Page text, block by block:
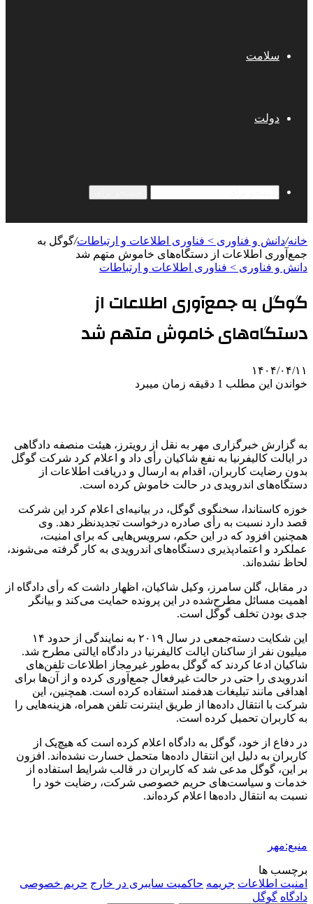
سلامت
دولت
خانه/دانش و فناوری > فناوری اطلاعات و ارتباطات/گوگل به
جمع‌آوری اطلاعات از دستگاه‌های خاموش متهم شد
دانش و فناوری > فناوری اطلاعات و ارتباطات
گوگل به جمع‌آوری اطلاعات از
دستگاه‌های خاموش متهم شد
۱۴۰۴/۰۴/۱۱
خواندن این مطلب 1 دقیقه زمان میبرد
به گزارش خبرگزاری مهر به نقل از رویترز، هیئت منصفه دادگاهی
در ایالت کالیفرنیا به نفع شاکیان رأی داد و اعلام کرد شرکت گوگل
بدون رضایت کاربران، اقدام به ارسال و دریافت اطلاعات از
دستگاه‌های اندرویدی در حالت خاموش کرده است.
خوزه کاستاندا، سخنگوی گوگل، در بیانیه‌ای اعلام کرد این شرکت
قصد دارد نسبت به رأی صادره درخواست تجدیدنظر دهد. وی
همچنین افزود که در این حکم، سرویس‌هایی که برای امنیت،
عملکرد و اعتمادپذیری دستگاه‌های اندرویدی به کار گرفته می‌شوند،
لحاظ نشده‌اند.
در مقابل، گلن سامرز، وکیل شاکیان، اظهار داشت که رأی دادگاه از
اهمیت مسائل مطرح‌شده در این پرونده حمایت می‌کند و بیانگر
جدی بودن تخلف گوگل است.
این شکایت دسته‌جمعی در سال ۲۰۱۹ به نمایندگی از حدود ۱۴
میلیون نفر از ساکنان ایالت کالیفرنیا در دادگاه ایالتی مطرح شد.
شاکیان ادعا کردند که گوگل به‌طور غیرمجاز اطلاعات تلفن‌های
اندرویدی را حتی در حالت غیرفعال جمع‌آوری کرده و از آن‌ها برای
اهدافی مانند تبلیغات هدفمند استفاده کرده است. همچنین، این
شرکت با انتقال داده‌ها از طریق اینترنت تلفن همراه، هزینه‌هایی را
به کاربران تحمیل کرده است.
در دفاع از خود، گوگل به دادگاه اعلام کرده است که هیچ‌یک از
کاربران به دلیل این انتقال داده‌ها متحمل خسارت نشده‌اند. افزون
بر این، گوگل مدعی شد که کاربران در قالب شرایط استفاده از
خدمات و سیاست‌های حریم خصوصی شرکت، رضایت خود را
نسبت به انتقال داده‌ها اعلام کرده‌اند.
منبع:مهر
برچسب ها
امنیت اطلاعات جریمه حاکمیت سایبری در خارج حریم خصوصی
دادگاه گوگل